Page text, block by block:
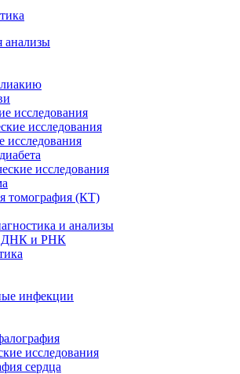
анализы
исследования
исследования
исследования
исследования
томография (КТ)
и анализы
ДНК и РНК
инфекции
исследования
сердца